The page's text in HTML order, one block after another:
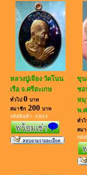
หลวงปู่เจียง วัดโนน
เรือ จ.ศรีสะเกษ
ทั่วไป 0 บาท
สมาชิก200 บาท
รหัสสินค้า :43614
ขุน
ชอ
หมุ
พ.
ทั่ว
สม
รหัส